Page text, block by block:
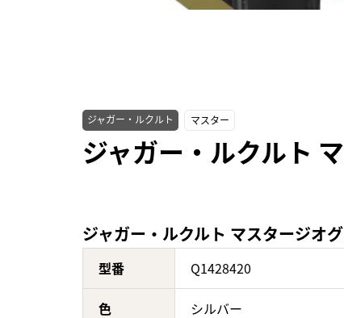
ジャガー・ルクルト マスター
ジャガー・ルクルト
ジャガー・ルクルト マスタージオ
型番 Q1428420
色 シルバー